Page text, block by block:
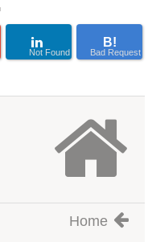
Not Found
B!
Bad Request
Home